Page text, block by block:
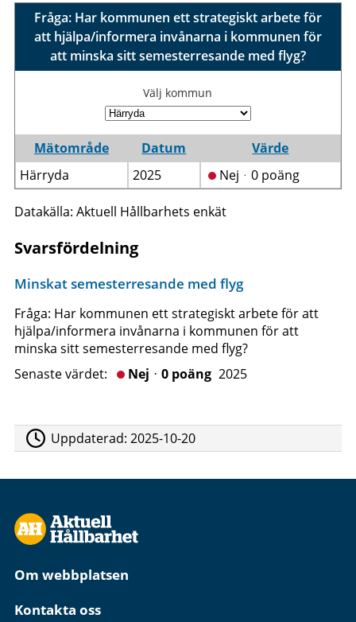
Fråga: Har kommunen ett strategiskt arbete för
att hjälpa/informera invånarna i kommunen för
att minska sitt semesterresande med flyg?
Välj kommun
Mätområde Datum
Värde
Härryda
2025 Nejᆞ0 poäng
Datakälla: Aktuell Hållbarhets enkät
Svarsfördelning
Minskat semesterresande med flyg
Fråga: Har kommunen ett strategiskt arbete för att
hjälpa/informera invånarna i kommunen för att
minska sitt semesterresande med flyg?
Senaste värdet:
Nejᆞ0 poäng 2025
Uppdaterad:2025-10-20
Om webbplatsen
Kontakta oss